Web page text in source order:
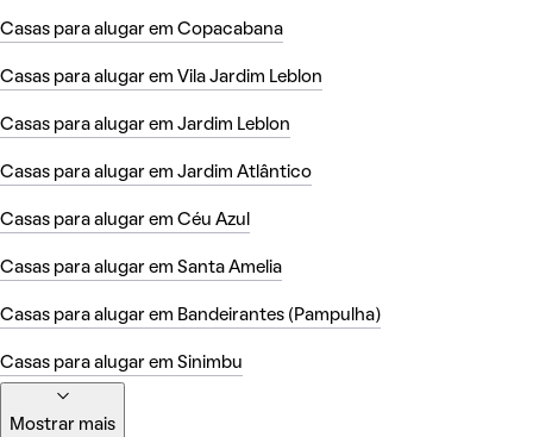
Casas para alugar em Copacabana
Casas para alugar em Vila Jardim Leblon
Casas para alugar em Jardim Leblon
Casas para alugar em Jardim Atlântico
Casas para alugar em Céu Azul
Casas para alugar em Santa Amelia
Casas para alugar em Bandeirantes (Pampulha)
Casas para alugar em Sinimbu
Mostrar mais